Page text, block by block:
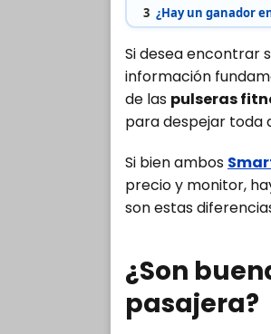
3 ¿Hay un ganador
Si desea encontrar
información
de las pulseras
para despejar toda
Si bien ambos
precio y monitor,
son estas
¿Son
pasajera?